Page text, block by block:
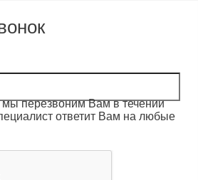
перезвоним Вам в течении
ответит Вам на любые